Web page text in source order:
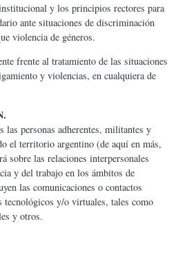
y los principios rectores para
ante situaciones de discriminación
violencia de géneros.
frente al tratamiento de las situaciones
y violencias, en cualquiera de
las personas adherentes, militantes y
el territorio argentino (de aquí en más,
sobre las relaciones interpersonales
y del trabajo en los ámbitos de
las comunicaciones o contactos
tecnológicos y/o virtuales, tales como
y otros.